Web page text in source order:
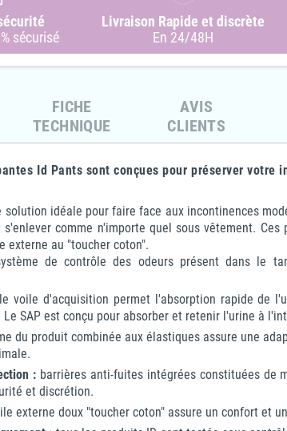
- Grenouillère en éponge
- Enfant Garçon & Fille
€ 63,10 €
4Care - Grenouillère 1 FE en
éponge avec pieds - 1045 -
Unisexe
65,45 € 77,00 €
sécurisé
Livraison Rapide et discrète
En 24/48H
FICHE
TECHNIQUE
AVIS
CLIENTS
Id Pants sont conçues pour préserver
solution idéale pour faire face aux incontinences
comme n'importe quel sous vêtement.
externe au "toucher coton".
de contrôle des odeurs présent dans le
voile d'acquisition permet l'absorption rapide de
Le SAP est conçu pour absorber et retenir l'urine à
du produit combinée aux élastiques assure une
:barrières anti-fuites intégrées constituées de
et discrétion.
externe doux "toucher coton" assure un confort et